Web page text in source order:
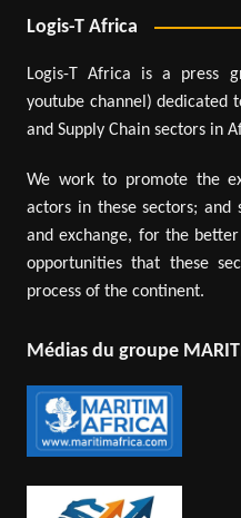
Logis-T Africa
Logis-T Africa is a press
youtube channel) dedicated
and Supply Chain sectors in
We work to promote the
actors in these sectors;
and exchange, for the
opportunities that these
process of the continent.
Médias du groupe